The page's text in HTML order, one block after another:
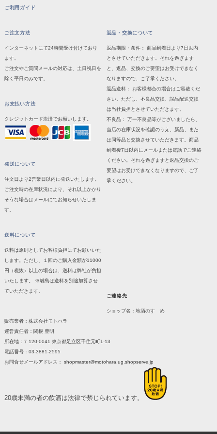
ご利用ガイド
ご注文方法
インターネットにて24時間受け付けており
ます。
ご注文やご質問メールの対応は、土日祝日を
除く平日のみです。
お支払い方法
クレジットカード決済でお願いします。
発送について
注文日より2営業日以内に発送いたします。
ご注文時の在庫状況により、それ以上かかり
そうな場合はメールにてお知らせいたしま
す。
送料について
送料は原則としてお客様負担にてお願いいた
します。ただし、１回のご購入金額が11000
円（税抜）以上の場合は、送料は弊社が負担
いたします。 ※離島は送料を別途加算させ
ていただきます。
返品・交換について
返品期限・条件： 商品到着日より7日以内
とさせていただきます。それを過ぎます
と、返品、交換のご要望はお受けできなく
なりますので、ご了承ください。
返品送料： お客様都合の場合はご容赦くだ
さい。ただし、不良品交換、誤品配送交換
は当社負担とさせていただきます。
不良品： 万一不良品等がございましたら、
当店の在庫状況を確認のうえ、新品、また
は同等品と交換させていただきます。商品
到着後7日以内にメールまたは電話でご連絡
ください。それを過ぎますと返品交換のご
要望はお受けできなくなりますので、ご了
承ください。
ご連絡先
ショップ名：地酒のすゝめ
販売業者：株式会社モトハラ
運営責任者：関根 豊明
所在地：〒120-0041 東京都足立区千住元町1-13
電話番号：03-3881-2595
お問合せメールアドレス： shopmaster@motohara.ug.shopserve.jp
20歳未満の者の飲酒は法律で禁じられています。